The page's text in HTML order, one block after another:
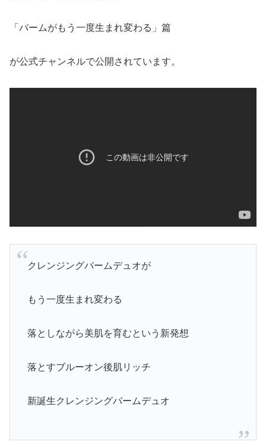
「バームがもう一度生まれ変わる」篇
が公式チャンネルで公開されています。
クレンジングバームデュオが
もう一度生まれ変わる
落としながら美肌を育むという新発想
落とすブルーオン後肌リッチ
新誕生クレンジングバームデュオ